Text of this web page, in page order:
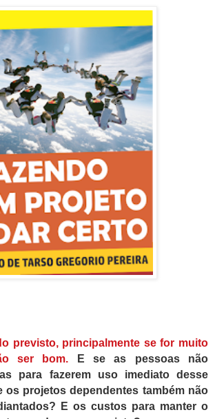
previsto, principalmente se for muito
ser bom.
E se as pessoas não
para fazerem uso imediato desse
os projetos dependentes também não
E os custos para manter o